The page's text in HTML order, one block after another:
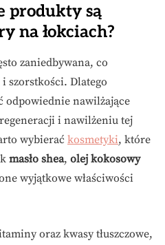
produkty są
na łokciach?
zaniedbywana, co
szorstkości. Dlatego
odpowiednie nawilżające
i nawilżeniu tej
wybierać kosmetyki, które
masło shea, olej kokosowy
wyjątkowe właściwości
oraz kwasy tłuszczowe,